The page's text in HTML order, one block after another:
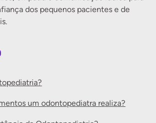
dos pequenos pacientes e de
um odontopediatra realiza?